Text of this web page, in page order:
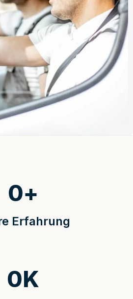
Erfahrung
0+
0K